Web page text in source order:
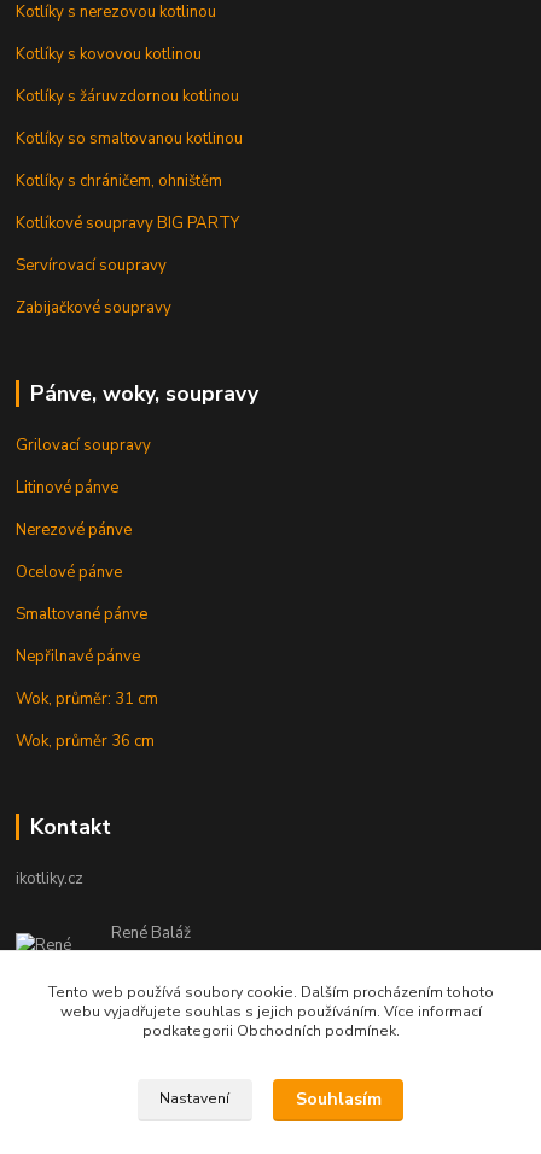
Kotlíky s nerezovou kotlinou
Kotlíky s kovovou kotlinou
Kotlíky s žáruvzdornou kotlinou
Kotlíky so smaltovanou kotlinou
Kotlíky s chráničem, ohništěm
Kotlíkové soupravy BIG PARTY
Servírovací soupravy
Zabijačkové soupravy
Pánve, woky, soupravy
Grilovací soupravy
Litinové pánve
Nerezové pánve
Ocelové pánve
Smaltované pánve
Nepřilnavé pánve
Wok, průměr: 31 cm
Wok, průměr 36 cm
Kontakt
ikotliky.cz
René Baláž
Eshop: +421 902 212 007
od 8:00 - do 16:00 hod
info@ikotliky.cz
Tento web používá soubory cookie. Dalším procházením tohoto
webu vyjadřujete souhlas s jejich používáním. Více informací
podkategorii Obchodních podmínek.
Nastavení Souhlasím